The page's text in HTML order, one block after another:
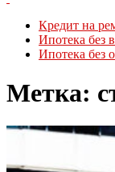
Кредит на
Ипотека без
Ипотека без
Метка: